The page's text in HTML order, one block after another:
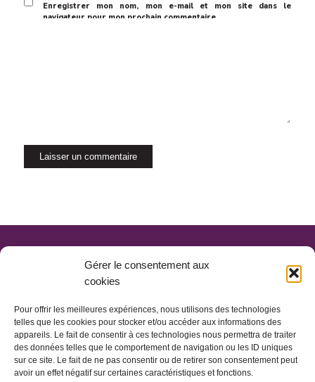
Gérer le consentement aux
cookies
Pour offrir les meilleures expériences, nous utilisons des technologies
telles que les cookies pour stocker et/ou accéder aux informations des
appareils. Le fait de consentir à ces technologies nous permettra de traiter
des données telles que le comportement de navigation ou les ID uniques
sur ce site. Le fait de ne pas consentir ou de retirer son consentement peut
avoir un effet négatif sur certaines caractéristiques et fonctions.
Enregistrer mon nom, mon e-mail et mon site dans le
navigateur pour mon prochain commentaire.